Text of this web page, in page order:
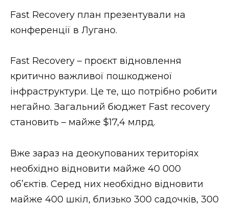
ФОТО
ВІДЕО
Fast Recovery план презентували на
конференції в Лугано.
Fast Recovery – проєкт відновлення
критично важливої пошкодженої
інфраструктури. Це те, що потрібно робити
негайно. Загальний бюджет Fast recovery
становить – майже $17,4 млрд.
Вже зараз на деокупованих територіях
необхідно відновити майже 40 000
об’єктів. Серед них необхідно відновити
майже 400 шкіл, близько 300 садочків, 300